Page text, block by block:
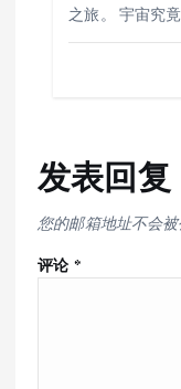
之旅。 宇宙究
发表回复
您的邮箱地址不会被
评论 *